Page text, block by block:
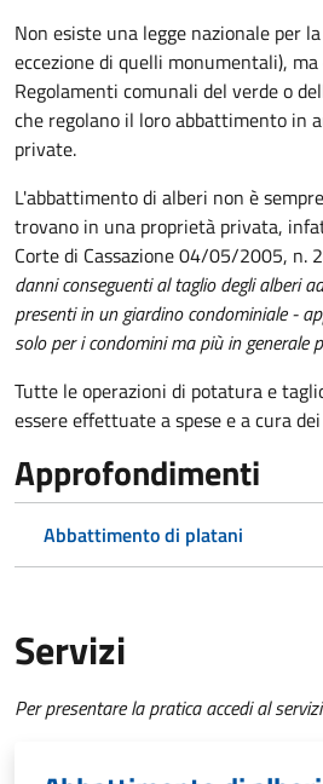
Non esiste una legge nazionale per
eccezione di quelli monumentali),
Regolamenti comunali del verde o
che regolano il loro abbattimento in
private.
L'abbattimento di alberi non è
trovano in una proprietà privata,
Corte di Cassazione 04/05/2005, n.
danni conseguenti al taglio degli alberi
presenti in un giardino condominiale -
solo per i condomini ma più in generale
Tutte le operazioni di potatura e
essere effettuate a spese e a cura
Approfondimenti
Abbattimento di platani
Servizi
Per presentare la pratica accedi al